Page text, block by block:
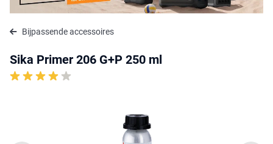
Bijpassende accessoires
Sika Primer 206 G+P 250 ml